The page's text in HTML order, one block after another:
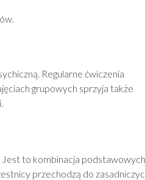
Regularne ćwiczenia
grupowych sprzyja także
Jest to kombinacja podstawowych
przechodzą do